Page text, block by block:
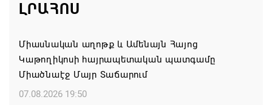
ԼՐԱՀՈՍ
Միասնական աղոթք և Ամենայն Հայոց
Կաթողիկոսի հայրապետական պատգամը
Միածնաէջ Մայր Տաճարում
07.08.2026 19:50